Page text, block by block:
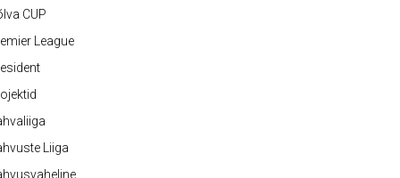
CUP
League
Liiga